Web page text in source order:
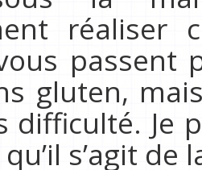
réaliser
passent
gluten,
difficulté. Je
s’agit